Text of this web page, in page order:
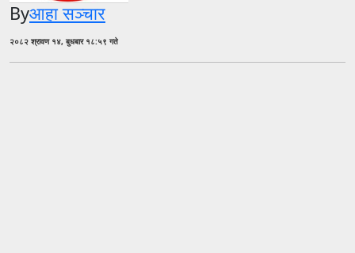
Byआहा सञ्चार
२०८२ श्रावण १४, बुधबार १८:५९ गते